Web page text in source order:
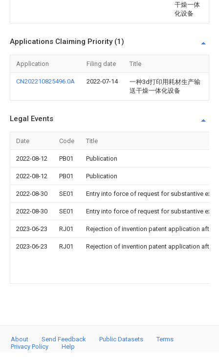
干燥一体
化设备
Applications Claiming Priority (1)
Application Filing date Title
CN202210825496.0A 2022-07-14
一种3d打印用耗材生产输
送干燥一体化设备
Legal Events
Date Code Title
2022-08-12 PB01 Publication
2022-08-12 PB01 Publication
2022-08-30 SE01 Entry into force of request for substantive
2022-08-30 SE01 Entry into force of request for substantive
2023-06-23 RJ01 Rejection of invention patent application after
2023-06-23 RJ01 Rejection of invention patent application after
About Send Feedback Public Datasets
Terms
Privacy Policy
Help